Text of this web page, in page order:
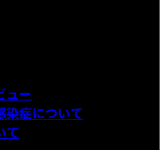
ュー
染症について
て